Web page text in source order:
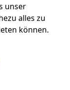
unser
alles zu
können.